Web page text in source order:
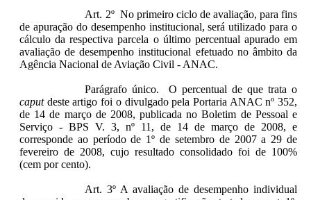
Art. 2º No primeiro ciclo de avaliação, para fins
de apuração do desempenho institucional, será utilizado para o
cálculo da respectiva parcela o último percentual apurado em
avaliação de desempenho institucional efetuado no âmbito da
Agência Nacional de Aviação Civil - ANAC.
Parágrafo único. O percentual de que trata o
caputdeste artigo foi o divulgado pela Portaria ANAC nº 352,
de 14 de março de 2008, publicada no Boletim de Pessoal e
Serviço - BPS V. 3, nº 11, de 14 de março de 2008, e
corresponde ao período de 1º de setembro de 2007 a 29 de
fevereiro de 2008, cujo resultado consolidado foi de 100%
(cem por cento).
Art. 3º A avaliação de desempenho individual